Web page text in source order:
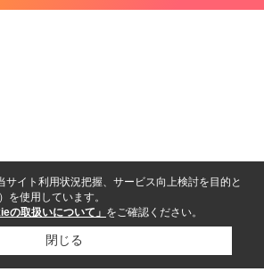
サイト利用状況把握、サービス向上検討を目的と
を使用しています。
の取扱いについて」 をご確認ください。
閉じる